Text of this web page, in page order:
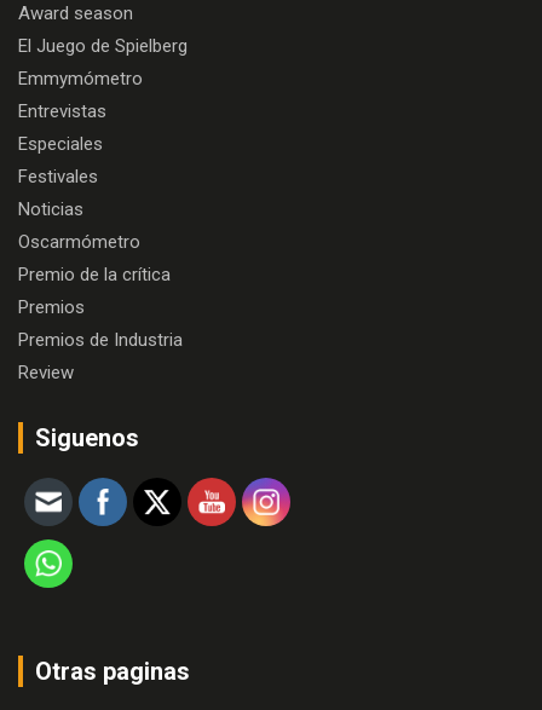
Award season
El Juego de Spielberg
Emmymómetro
Entrevistas
Especiales
Festivales
Noticias
Oscarmómetro
Premio de la crítica
Premios
Premios de Industria
Review
Siguenos
Otras paginas